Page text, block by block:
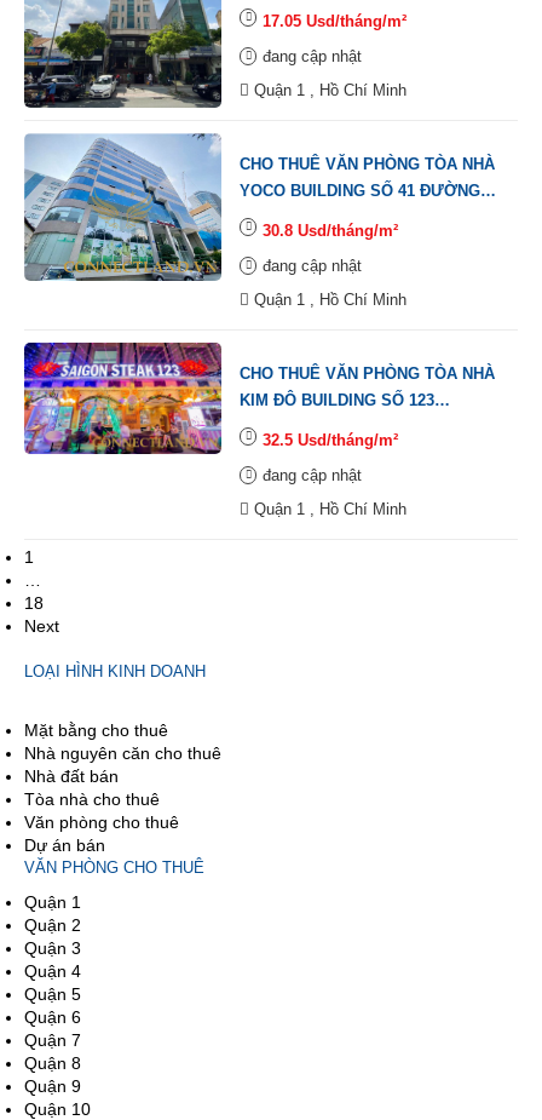
ĐƯỜNG NGUYỄN VĂN GIAI,
PHƯỜNG ĐA KAO, QUẬN 1.
17.05 Usd/tháng/m²
đang cập nhật
Quận 1 , Hồ Chí Minh
CHO THUÊ VĂN PHÒNG TÒA NHÀ
YOCO BUILDING SỐ 41 ĐƯỜNG
NGUYỄN THỊ MINH KHAI,
PHƯỜNG BẾN NGHÉ, QUẬN 1.
30.8 Usd/tháng/m²
đang cập nhật
Quận 1 , Hồ Chí Minh
CHO THUÊ VĂN PHÒNG TÒA NHÀ
KIM ĐÔ BUILDING SỐ 123
ĐƯỜNG LÊ LỢI, PHƯỜNG BẾN
THÀNH, QUẬN 1.
32.5 Usd/tháng/m²
đang cập nhật
Quận 1 , Hồ Chí Minh
1
18
Next
LOẠI HÌNH KINH DOANH
Mặt bằng cho thuê
Nhà nguyên căn cho thuê
Nhà đất bán
Tòa nhà cho thuê
Văn phòng cho thuê
Dự án bán
VĂN PHÒNG CHO THUÊ
Quận 1
Quận 2
Quận 3
Quận 4
Quận 5
Quận 6
Quận 7
Quận 8
Quận 9
Quận 10